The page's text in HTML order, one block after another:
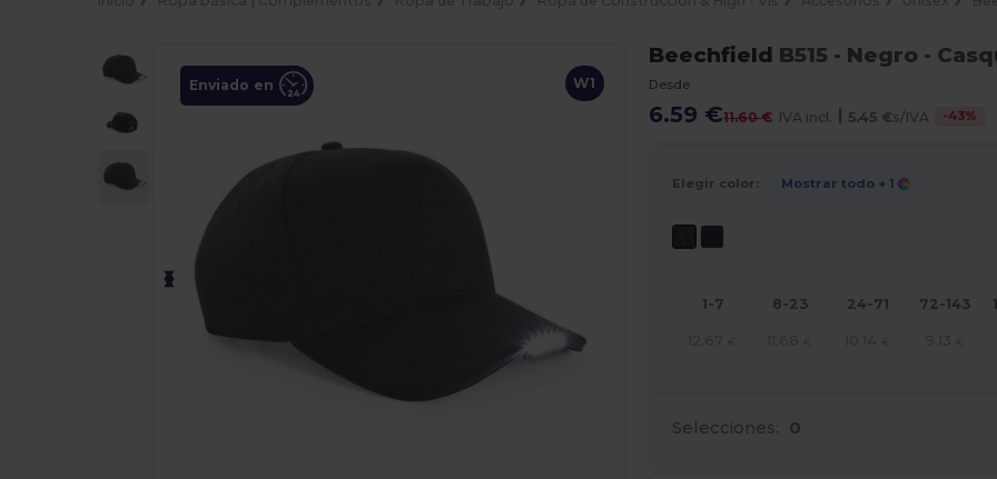
W1
Enviado en
Beechfield B515 - Negro -
Desde
6.59 €11.60 € IVA incl. | 5.45 €s/IVA -43%
Elegir color: Mostrar todo + 1
1-7 8-23 24-71 72-143
Selecciones: 0